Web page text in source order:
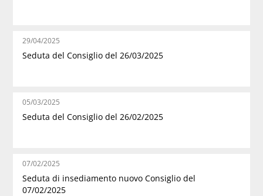
29/04/2025
Seduta del Consiglio del 26/03/2025
05/03/2025
Seduta del Consiglio del 26/02/2025
07/02/2025
Seduta di insediamento nuovo Consiglio del
07/02/2025